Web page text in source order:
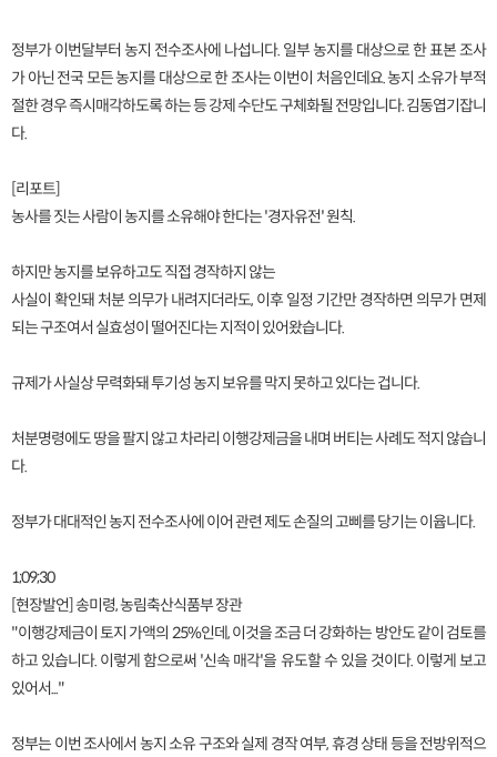
정부가 이번달부터 농지 전수조사에 나섭니다. 일부 농지를 대상으로 한 표본 조사
가 아닌 전국 모든 농지를 대상으로 한 조사는 이번이 처음인데요. 농지 소유가 부적
절한 경우 즉시매각하도록 하는 등 강제 수단도 구체화될 전망입니다. 김동엽기잡니
다.
[리포트]
농사를 짓는 사람이 농지를 소유해야 한다는 '경자유전' 원칙.
하지만 농지를 보유하고도 직접 경작하지 않는
사실이 확인돼 처분 의무가 내려지더라도, 이후 일정 기간만 경작하면 의무가 면제
되는 구조여서 실효성이 떨어진다는 지적이 있어왔습니다.
규제가 사실상 무력화돼 투기성 농지 보유를 막지 못하고 있다는 겁니다.
처분명령에도 땅을 팔지 않고 차라리 이행강제금을 내며 버티는 사례도 적지 않습니
다.
정부가 대대적인 농지 전수조사에 이어 관련 제도 손질의 고삐를 당기는 이윱니다.
1;09;30
[현장발언] 송미령, 농림축산식품부 장관
"이행강제금이 토지 가액의 25%인데, 이것을 조금 더 강화하는 방안도 같이 검토를
하고 있습니다. 이렇게 함으로써 '신속 매각'을 유도할 수 있을 것이다. 이렇게 보고
있어서..."
정부는 이번 조사에서 농지 소유 구조와 실제 경작 여부, 휴경 상태 등을 전방위적으